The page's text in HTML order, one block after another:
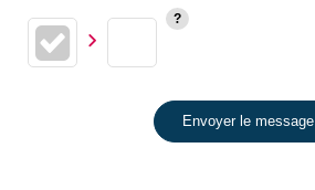
Envoyer le message